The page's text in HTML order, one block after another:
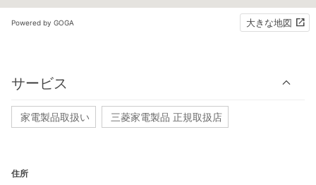
Powered by GOGA 大きな地図
サービス
家電製品取扱い 三菱家電製品 正規取扱店
住所